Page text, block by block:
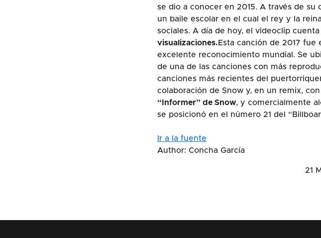
se dio a conocer en 2015. A través de
un baile escolar en el cual el rey y la
sociales. A día de hoy, el videoclip
visualizaciones.Esta canción de 2017
excelente reconocimiento mundial. Se
de una de las canciones con más
canciones más recientes del
colaboración de Snow y, en un remix,
“Informer” de Snow, y comercialmente
se posicionó en el número 21 del
Ir a la fuente
Author: Concha García
21